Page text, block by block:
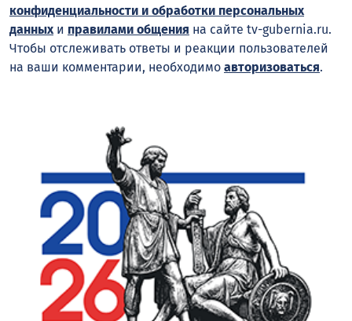
конфиденциальности и обработки персональных
данныхи правилами общения на сайте tv-gubernia.ru.
Чтобы отслеживать ответы и реакции пользователей
на ваши комментарии, необходимо авторизоваться.